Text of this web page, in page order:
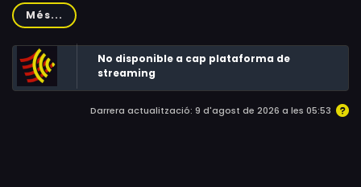
banquer perquè dissenyi un sistema a prova de
robatoris durant la renovació d'un banc, però poc
després d'acabar li fan xantatge perquè sabotegi la
seguretat.
Més...
No disponible a cap plataforma de
streaming
Darrera actualització: 9 d'agost de 2026 a les 05:53